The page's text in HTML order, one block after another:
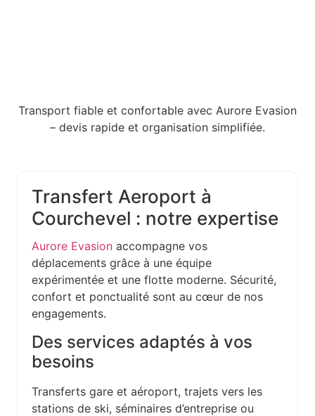
Transport fiable et confortable avec Aurore Evasion
– devis rapide et organisation simplifiée.
Transfert Aeroport à
Courchevel : notre expertise
Aurore Evasion accompagne vos
déplacements grâce à une équipe
expérimentée et une flotte moderne. Sécurité,
confort et ponctualité sont au cœur de nos
engagements.
Des services adaptés à vos
besoins
Transferts gare et aéroport, trajets vers les
stations de ski, séminaires d’entreprise ou